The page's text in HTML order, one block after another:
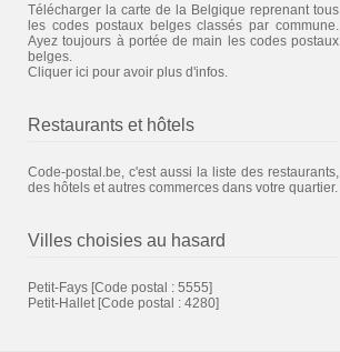
Télécharger la carte de la Belgique reprenant tous
les codes postaux belges classés par commune.
Ayez toujours à portée de main les codes postaux
belges.
Cliquer ici pour avoir plus d'infos.
Restaurants et hôtels
Code-postal.be, c'est aussi la liste des restaurants,
des hôtels et autres commerces dans votre quartier.
Villes choisies au hasard
Petit-Fays [Code postal : 5555]
Petit-Hallet [Code postal : 4280]